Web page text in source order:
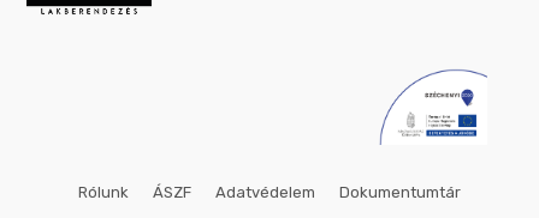
Rólunk ÁSZF Adatvédelem Dokumentumtár